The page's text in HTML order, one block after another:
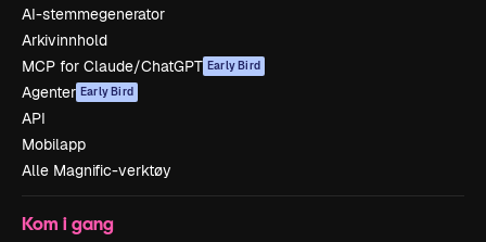
AI-stemmegenerator
Arkivinnhold
MCP for Claude/ChatGPT Early Bird
Agenter Early Bird
API
Mobilapp
Alle Magnific-verktøy
Kom i gang